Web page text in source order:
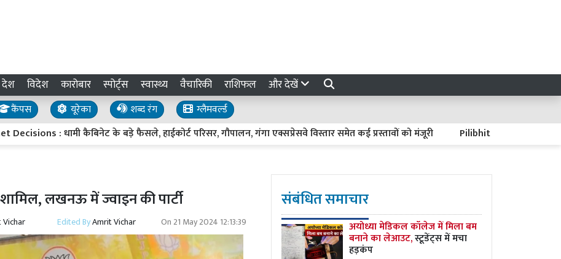
देश विदेश कारोबार स्पोर्ट्स स्वास्थ्य वैचारिकी राशिफल और देखें
कैंपस यूरेका शब्द रंग
ग्लैमवर्ल्ड
: धामी कैबिनेट के बड़े फैसले, हाईकोर्ट परिसर, गौपालन, गंगा एक्सप्रेसवे विस्तार समेत कई प्रस्तावों को मंजूरी Pilibhit News : वृद्धा की हत्या कर
लखनऊ में ज्वाइन की पार्टी
Edited ByAmrit Vichar On 21 May 2024 12:13:39
संबंधित समाचार
अयोध्या मेडिकल कॉलेज में मिला बम
बनाने का लेआउट,स्टूडेंट्स में मचा
हड़कंप